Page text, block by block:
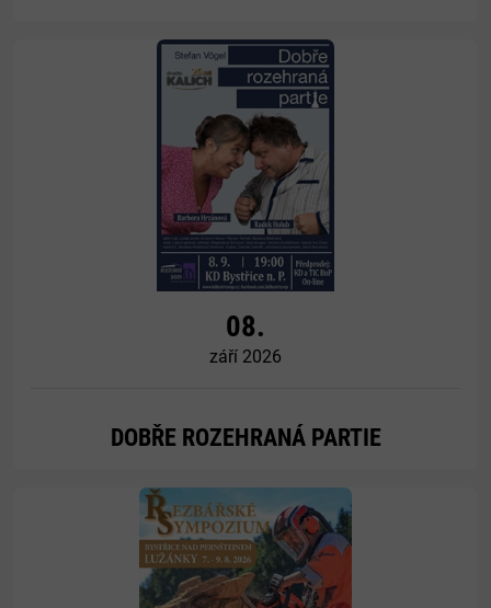
08.
září 2026
DOBŘE ROZEHRANÁ PARTIE
Více
Více